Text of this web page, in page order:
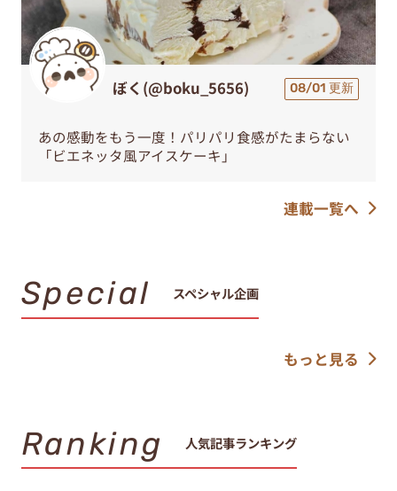
ぼく(@boku_5656) 08/01 更新
あの感動をもう一度！パリパリ食感がたまらない
「ビエネッタ風アイスケーキ」
連載一覧へ
Special スペシャル企画
もっと見る
Ranking 人気記事ランキング